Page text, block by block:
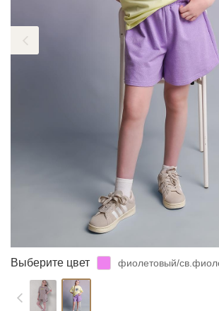
Выберите цвет фиолетовый/